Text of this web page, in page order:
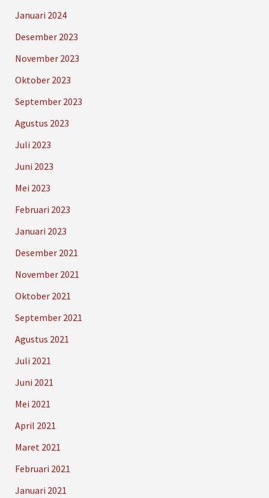
Januari 2024
Desember 2023
November 2023
Oktober 2023
September 2023
Agustus 2023
Juli 2023
Juni 2023
Mei 2023
Februari 2023
Januari 2023
Desember 2021
November 2021
Oktober 2021
September 2021
Agustus 2021
Juli 2021
Juni 2021
Mei 2021
April 2021
Maret 2021
Februari 2021
Januari 2021